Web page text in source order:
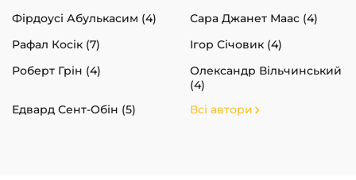
Фірдоусі Абулькасим (4)
Сара Джанет Маас (4)
Рафал Косік (7)
Ігор Січовик (4)
Роберт Грін (4)
Олександр Вільчинський
(4)
Едвард Сент-Обін (5)
Всі автори